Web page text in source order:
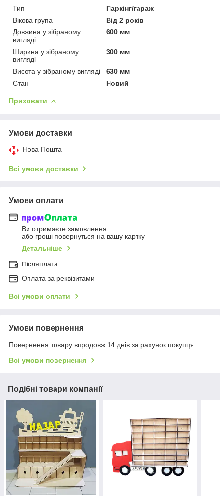
Тип
Паркінг/гараж
Вікова група
Від 2 років
Довжина у зібраному
вигляді
600 мм
Ширина у зібраному
вигляді
300 мм
Висота у зібраному вигляді
630 мм
Стан
Новий
Приховати
Умови доставки
Нова Пошта
Всі умови доставки
Умови оплати
Ви отримаєте замовлення
або гроші повернуться на вашу картку
Детальніше
Післяплата
Оплата за реквізитами
Всі умови оплати
Умови повернення
Повернення товару впродовж 14 днів за рахунок покупця
Всі умови повернення
Подібні товари компанії